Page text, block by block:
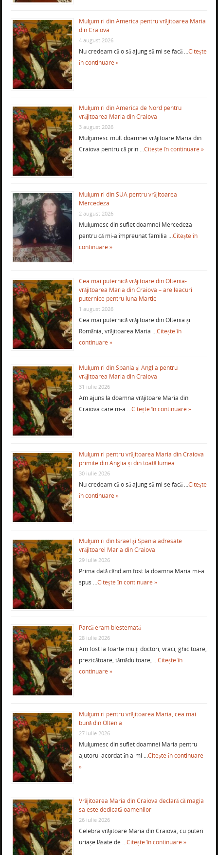
Mulţumiri din America pentru vrăjitoarea Maria
din Craiova
4 august 2026
Nu credeam că o să ajung să mi se facă …Citește
în continuare »
Mulţumiri din America de Nord pentru
vrăjitoarea Maria din Craiova
3 august 2026
Mulţumesc mult doamnei vrăjitoare Maria din
Craiova pentru că prin …Citește în continuare »
Mulţumiri din SUA pentru vrăjitoarea
Mercedeza
2 august 2026
Mulţumesc din suflet doamnei Mercedeza
pentru că mi-a împreunat familia …Citește în
continuare »
Cea mai puternică vrăjitoare din Oltenia-
vrăjitoarea Maria din Craiova – are leacuri
puternice pentru luna Martie
1 august 2026
Cea mai puternică vrăjitoare din Oltenia și
România, vrăjitoarea Maria …Citește în
continuare »
Mulţumiri din Spania şi Anglia pentru
vrăjitoarea Maria din Craiova
31 iulie 2026
Am ajuns la doamna vrăjitoare Maria din
Craiova care m-a …Citește în continuare »
Mulţumiri pentru vrăjitoarea Maria din Craiova
primite din Anglia și din toată lumea
30 iulie 2026
Nu credeam că o să ajung să mi se facă …Citește
în continuare »
Mulţumiri din Israel şi Spania adresate
vrăjitoarei Maria din Craiova
29 iulie 2026
Prima dată când am fost la doamna Maria mi-a
spus …Citește în continuare »
Parcă eram blestemată
28 iulie 2026
Am fost la foarte mulţi doctori, vraci, ghicitoare,
prezicătoare, tămăduitoare, …Citește în
continuare »
Mulţumiri pentru vrăjitoarea Maria, cea mai
bună din Oltenia
27 iulie 2026
Mulţumesc din suflet doamnei Maria pentru
ajutorul acordat în a-mi …Citește în continuare
»
Vrăjitoarea Maria din Craiova declară că magia
sa este dedicată oamenilor
26 iulie 2026
Celebra vrăjitoare Maria din Craiova, cu puteri
uriașe lăsate de …Citește în continuare »